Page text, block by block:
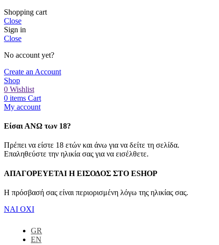
Shopping cart
Close
Sign in
Close
No account yet?
Create an Account
Shop
0 Wishlist
0 items Cart
My account
Είσαι ΑΝΩ των 18?
Πρέπει να είστε 18 ετών και άνω για να δείτε τη σελίδα.
Επαληθεύστε την ηλικία σας για να εισέλθετε.
ΑΠΑΓΟΡΕΥΕΤΑΙ Η ΕΙΣΟΔΟΣ ΣΤO ESHOP
Η πρόσβασή σας είναι περιορισμένη λόγω της ηλικίας σας.
ΝΑΙ ΟΧΙ
GR
EN